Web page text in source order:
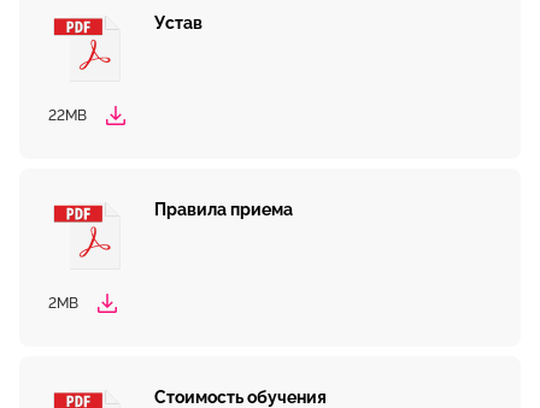
Устав
22MB
Правила приема
2MB
Стоимость обучения